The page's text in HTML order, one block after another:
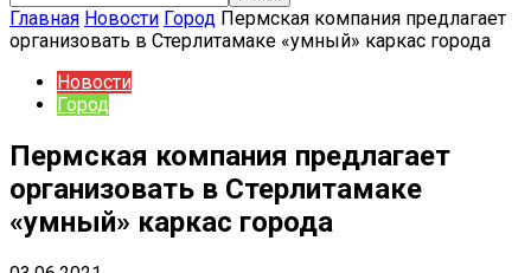
Главная Новости Город Пермская компания предлагает
организовать в Стерлитамаке «умный» каркас города
Новости
Город
Пермская компания предлагает
организовать в Стерлитамаке
«умный» каркас города